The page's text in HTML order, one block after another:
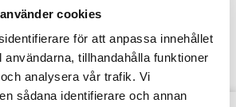
cookies
för att anpassa innehållet
användarna, tillhandahålla funktioner
analysera vår trafik. Vi
sådana identifierare och annan